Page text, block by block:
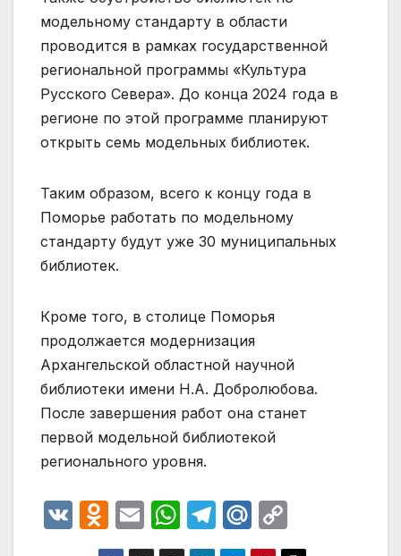
модельному стандарту в области
проводится в рамках государственной
региональной программы «Культура
Русского Севера». До конца 2024 года в
регионе по этой программе планируют
открыть семь модельных библиотек.
Таким образом, всего к концу года в
Поморье работать по модельному
стандарту будут уже 30 муниципальных
библиотек.
Кроме того, в столице Поморья
продолжается модернизация
Архангельской областной научной
библиотеки имени Н.А. Добролюбова.
После завершения работ она станет
первой модельной библиотекой
регионального уровня.
V
O
d
E
m
W
h
T
el
M
ail o